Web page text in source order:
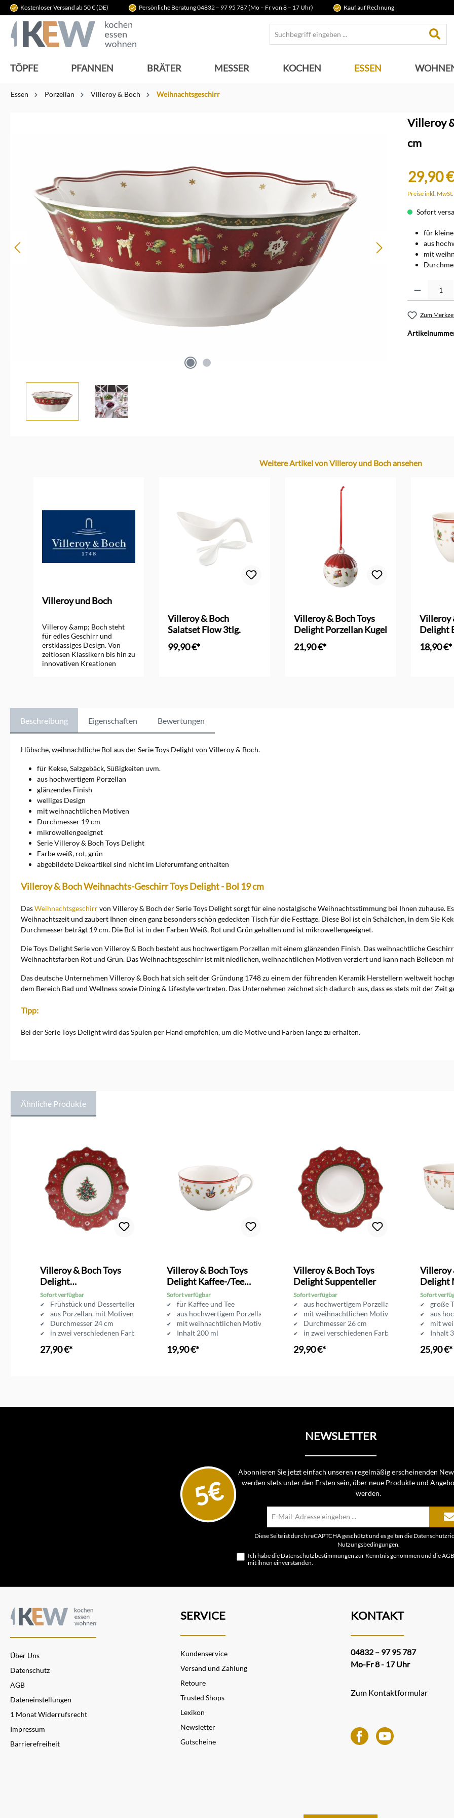
Zur Hauptnavigation springen
Kostenloser Versand ab 50 € (DE) Persönliche Beratung 04832 – 97 95 787 (Mo – Fr von 8 – 17 Uhr) Kauf auf Rechnung
TÖPFE PFANNEN BRÄTER MESSER KOCHEN ESSEN
Essen Porzellan Villeroy & Boch Weihnachtsgeschirr
Villeroy
cm
29,90
Preise inkl.
Sofort
für kleine
aus
mit
Zum
Weitere Artikel von Villeroy und Boch ansehen
Villeroy und Boch
Villeroy &amp; Boch steht
für edles Geschirr und
erstklassiges Design. Von
zeitlosen Klassikern bis hin zu
innovativen Kreationen
Royal und das festliche
Weihnachtsgeschirr Toys
Delight. Mit Villeroy &amp;
Boch gestalten Sie Ihren Tisch
stilvoll und funktional. Ob für
besondere Anlässe oder den
&amp; Boch bietet Ihnen die
passenden&nbsp;Teller&nbsp
;und Accessoires, um jede
Mahlzeit zu einem
besonderen Erlebnis zu
machen. Tauchen Sie ein in
Porzellans.Markeninformatio
nen: Villeroy &amp; Boch
AG, Saaruferstr. 46, 66693
Mettlach,
boch.com
Villeroy & Boch
Salatset Flow 3tlg.
99,90 €*
Villeroy & Boch Toys
Delight Porzellan Kugel
21,90 €*
Villeroy
Delight
18,90 €*
Beschreibung Eigenschaften Bewertungen
Hübsche, weihnachtliche Bol aus der Serie Toys Delight von Villeroy & Boch.
für Kekse, Salzgebäck, Süßigkeiten uvm.
aus hochwertigem Porzellan
glänzendes Finish
welliges Design
mit weihnachtlichen Motiven
Durchmesser 19 cm
mikrowellengeeignet
Serie Villeroy & Boch Toys Delight
Farbe weiß, rot, grün
abgebildete Dekoartikel sind nicht im Lieferumfang enthalten
Villeroy & Boch Weihnachts-Geschirr Toys Delight - Bol 19 cm
DasWeihnachtsgeschirrvon Villeroy & Boch der Serie Toys Delight sorgt für eine nostalgische Weihnachtsstimmung bei Ihnen zuhause.
Weihnachtszeit und zaubert Ihnen einen ganz besonders schön gedeckten Tisch für die Festtage. Diese Bol ist ein Schälchen, in dem Sie
Durchmesser beträgt 19 cm. Die Bol ist in den Farben Weiß, Rot und Grün gehalten und ist mikrowellengeeignet.
Die Toys Delight Serie von Villeroy & Boch besteht aus hochwertigem Porzellan mit einem glänzenden Finish. Das weihnachtliche
Weihnachtsfarben Rot und Grün. Das Weihnachtsgeschirr ist mit niedlichen, weihnachtlichen Motiven verziert und kann nach Belieben
Das deutsche Unternehmen Villeroy & Boch hat sich seit der Gründung 1748 zu einem der führenden Keramik Herstellern weltweit
dem Bereich Bad und Wellness sowie Dining & Lifestyle vertreten. Das Unternehmen zeichnet sich dadurch aus, dass es stets mit der Zeit
Tipp:
Bei der Serie Toys Delight wird das Spülen per Hand empfohlen, um die Motive und Farben lange zu erhalten.
Ähnliche Produkte
Villeroy & Boch Toys
Delight
Frühstücksteller
Sofort verfügbar
Frühstück und Desserteller
aus Porzellan, mit Motiven
Durchmesser 24 cm
in zwei verschiedenen Farben erhältlich
27,90 €*
Villeroy & Boch Toys
Delight Kaffee-/Tee
Obertasse
Sofort verfügbar
für Kaffee und Tee
aus hochwertigem Porzellan
mit weihnachtlichen Motiven
Inhalt 200 ml
19,90 €*
Villeroy & Boch Toys
Delight Suppenteller
Sofort verfügbar
aus hochwertigem Porzellan
mit weihnachtlichen Motiven
Durchmesser 26 cm
in zwei verschiedenen Farben erhältlich
29,90 €*
Villeroy
Delight
Sofort
große
aus
mit
Inhalt
25,90 €*
NEWSLETTER
5€
Abonnieren Sie jetzt einfach unseren regelmäßig erscheinenden
werden stets unter den Ersten sein, über neue Produkte und
werden.
Mail-
Adresse*
Diese Seite ist durch reCAPTCHA geschützt und es gelten die
Nutzungsbedingungen
Ich habe die Datenschutzbestimmungen zur Kenntnis genommen und dieAGB
mit ihnen einverstanden.
Über Uns
Datenschutz
AGB
Dateneinstellungen
1 Monat Widerrufsrecht
Impressum
Barrierefreiheit
SERVICE
Kundenservice
Versand und Zahlung
Retoure
Trusted Shops
Lexikon
Newsletter
Gutscheine
KONTAKT
04832 – 97 95 787
Mo-Fr 8 - 17 Uhr
Zum Kontaktformular